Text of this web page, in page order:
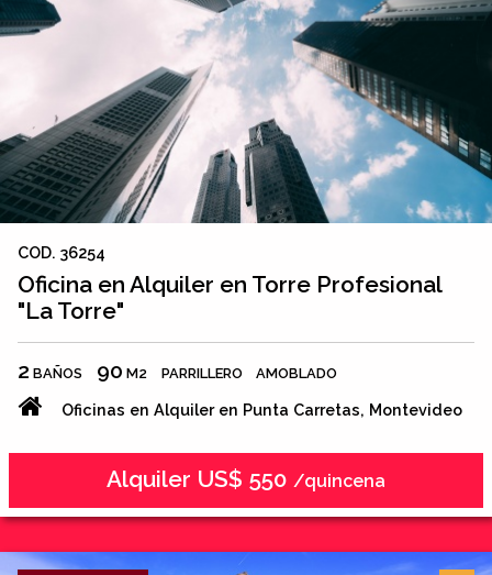
COD. 36254
Oficina en Alquiler en Torre Profesional
"La Torre"
2 BAÑOS 90 M2 PARRILLERO AMOBLADO
Oficinas en Alquiler en Punta Carretas, Montevideo
Alquiler US$ 550 /quincena